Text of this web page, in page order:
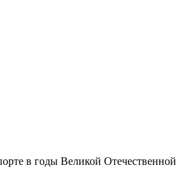
в годы Великой Отечественной